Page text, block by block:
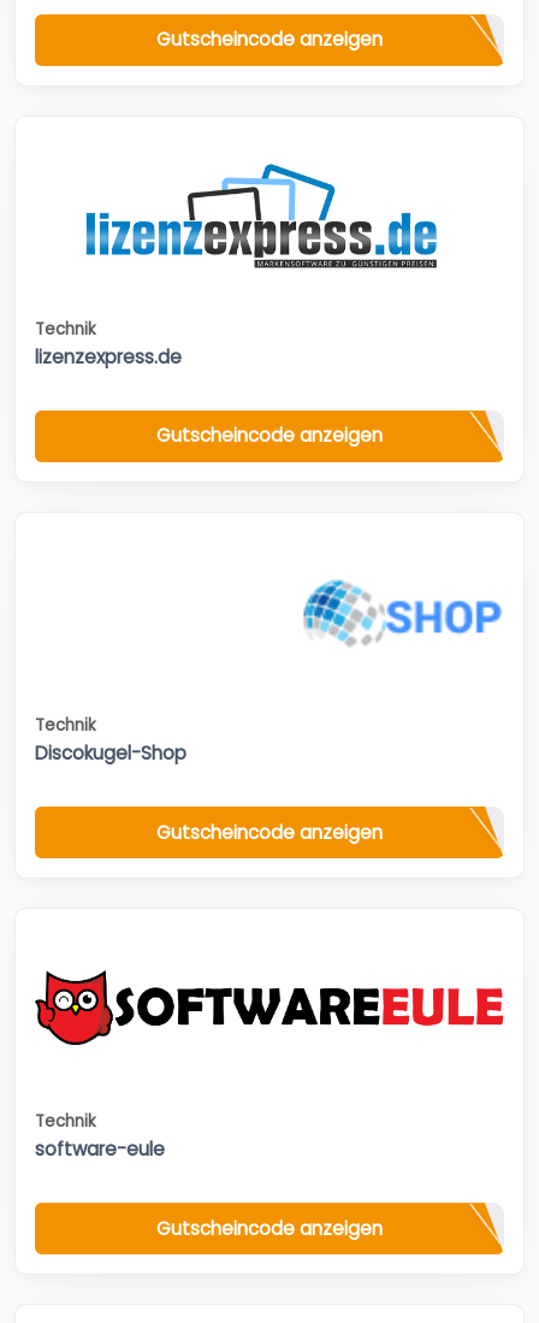
Gutscheincode anzeigen
Technik
lizenzexpress.de
Gutscheincode anzeigen
Technik
Discokugel-Shop
Gutscheincode anzeigen
Technik
software-eule
Gutscheincode anzeigen